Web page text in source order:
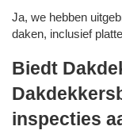
Ja, we hebben
daken, inclusief
Biedt
inspecties